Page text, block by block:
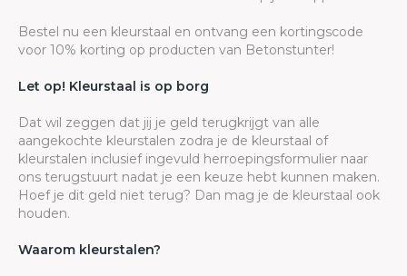
Bestel nu een kleurstaal en ontvang een kortingscode
voor 10% korting op producten van Betonstunter!
Let op! Kleurstaal is op borg
Dat wil zeggen dat jij je geld terugkrijgt van alle
aangekochte kleurstalen zodra je de kleurstaal of
kleurstalen inclusief ingevuld herroepingsformulier naar
ons terugstuurt nadat je een keuze hebt kunnen maken.
Hoef je dit geld niet terug? Dan mag je de kleurstaal ook
houden.
Waarom kleurstalen?